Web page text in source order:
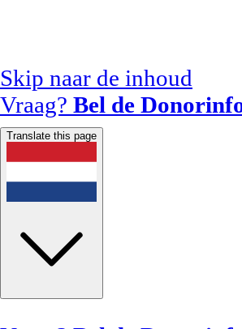
Skip naar de inhoud
Vraag? Bel de
Translate this page